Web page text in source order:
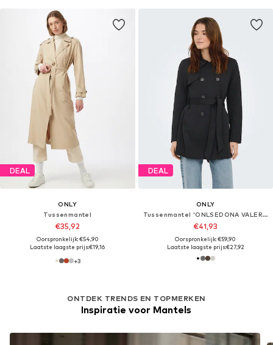
DEAL
ONLY
Tussenmantel
€35,92
Oorspronkelijk: €54,90
Laatste laagste prijs:€19,16
+3
DEAL
ONLY
Tussenmantel 'ONLSEDONA VALERIE'
€41,93
Oorspronkelijk: €59,90
Laatste laagste prijs:€27,92
ONTDEK TRENDS EN TOPMERKEN
Inspiratie voor Mantels